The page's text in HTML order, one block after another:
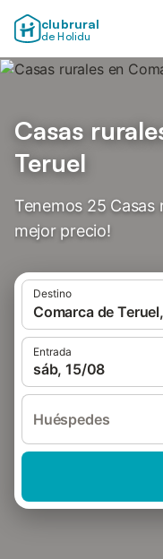
clubrural
de Holidu
Casas
Teruel
Tenemos 25 Casas
mejor precio!
Destino
Comarca de
Entrada
sáb, 15/08
Huéspedes